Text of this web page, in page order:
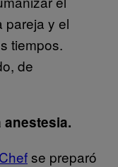
pareja y el
tiempos.
de
anestesia.
se preparó